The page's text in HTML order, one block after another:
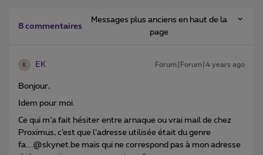
8 commentaires
Messages plus anciens en haut de la
page
E EK Forum|Forum|4 years ago
Bonjour,
Idem pour moi.
Ce qui m’a fait hésiter entre arnaque ou vrai mail de chez
Proximus, c’est que l’adresse utilisée était du genre
fa….@skynet.be mais qui ne correspond pas à mon adresse